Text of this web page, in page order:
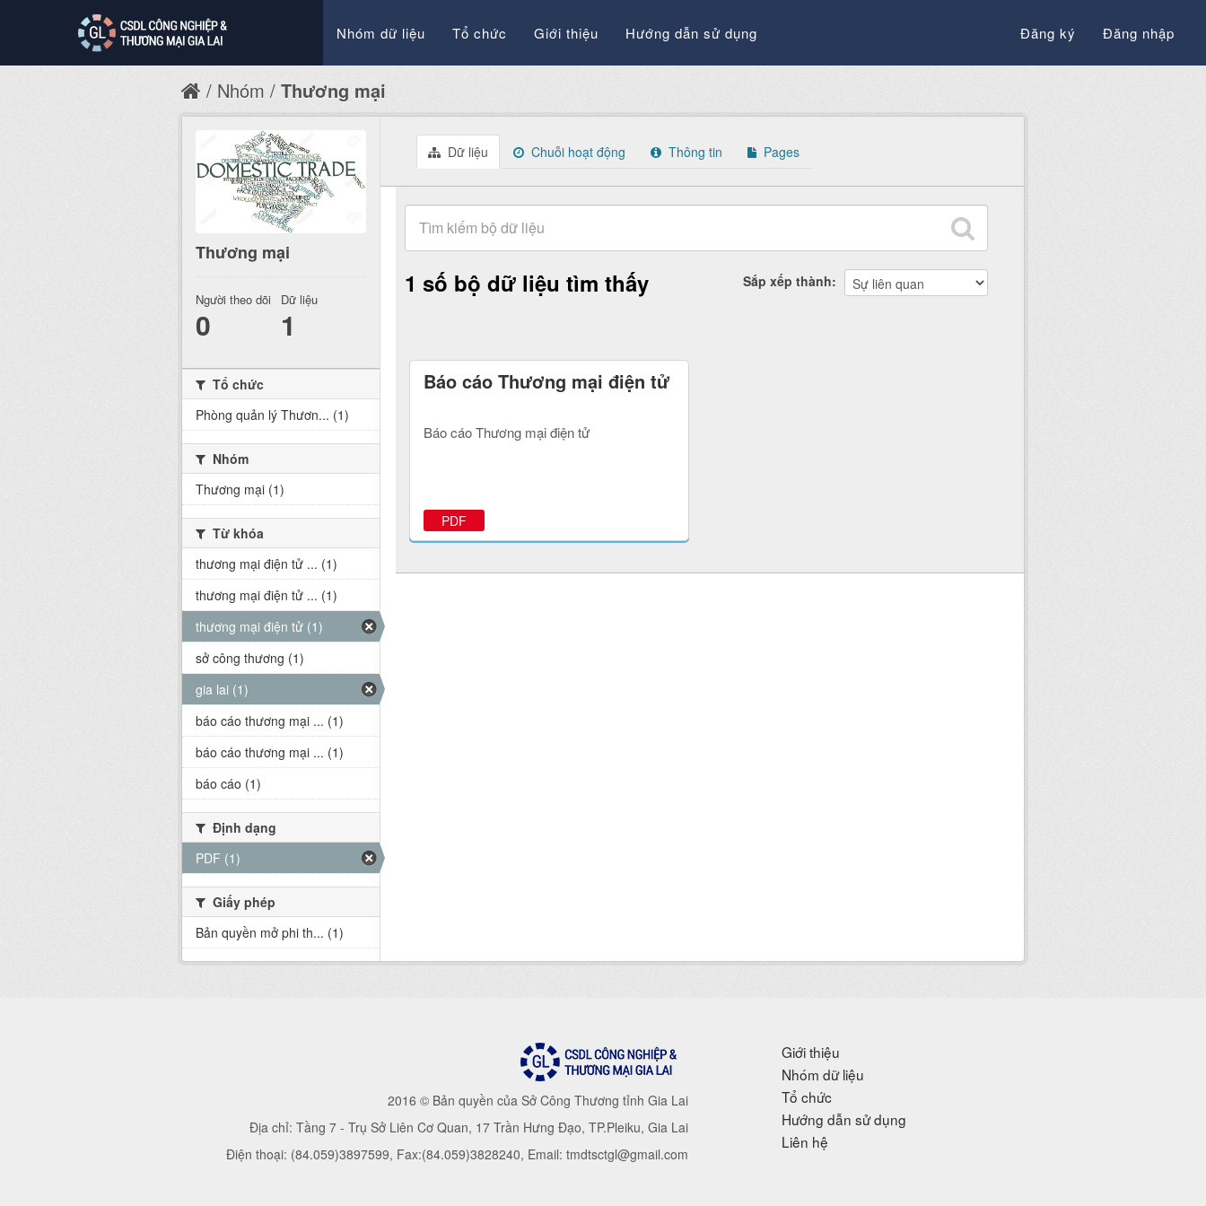
Nhóm dữ liệu Tổ chức Giới thiệu Hướng dẫn sử dụng Đăng ký Đăng nhập
Nhóm Thương mại
Dữ liệu Chuỗi hoạt động Thông tin Pages
Sắp xếp thành
1 số bộ dữ liệu tìm thấy
Báo cáo Thương mại điện tử
Báo cáo Thương mại điện tử
PDF
Thương mại
Người theo dõi
0
Dữ liệu
1
Tổ chức
Phòng quản lý Thươn... (1)
Nhóm
Thương mại (1)
Từ khóa
thương mại điện tử ... (1)
thương mại điện tử ... (1)
thương mại điện tử (1)
sở công thương (1)
gia lai (1)
báo cáo thương mại ... (1)
báo cáo thương mại ... (1)
báo cáo (1)
Định dạng
PDF (1)
Giấy phép
Bản quyền mở phi th... (1)
2016 © Bản quyền của Sở Công Thương tỉnh Gia Lai
Địa chỉ: Tầng 7 - Trụ Sở Liên Cơ Quan, 17 Trần Hưng Đạo, TP.Pleiku, Gia Lai
Điện thoại: (84.059)3897599, Fax:(84.059)3828240, Email: tmdtsctgl@gmail.com
Giới thiệu
Nhóm dữ liệu
Tổ chức
Hướng dẫn sử dụng
Liên hệ